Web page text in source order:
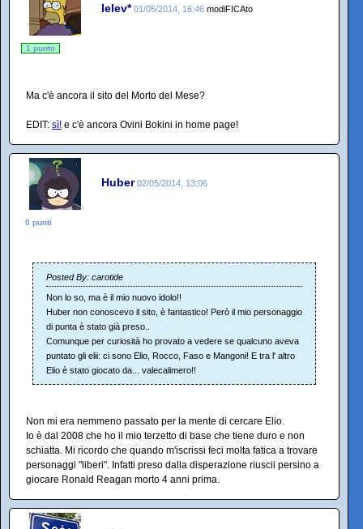
lelev* 01/05/2014, 16:46 modiFICAto
1 punto
Ma c'è ancora il sito del Morto del Mese?
EDIT: sì! e c'è ancora Ovini Bokini in home page!
Huber 02/05/2014, 13:06
0 punti
Posted By: carotide
Non lo so, ma è il mio nuovo idolo!!
Huber non conoscevo il sito, è fantastico! Però il mio personaggio
di punta è stato già preso..
Comunque per curiosità ho provato a vedere se qualcuno aveva
puntato gli elii: ci sono Elio, Rocco, Faso e Mangoni! E tra l' altro
Elio è stato giocato da... valecalimero!!
Non mi era nemmeno passato per la mente di cercare Elio.
Io è dal 2008 che ho il mio terzetto di base che tiene duro e non
schiatta. Mi ricordo che quando m'iscrissi feci molta fatica a trovare
personaggi "liberi". Infatti preso dalla disperazione riuscii persino a
giocare Ronald Reagan morto 4 anni prima.